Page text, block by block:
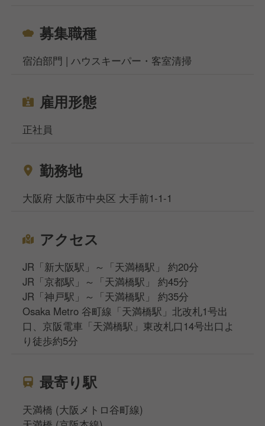
募集職種
宿泊部門 | ハウスキーパー・客室清掃
雇用形態
正社員
勤務地
大阪府 大阪市中央区 大手前1-1-1
アクセス
JR「新大阪駅」～「天満橋駅」 約20分
JR「京都駅」～「天満橋駅」 約45分
JR「神戸駅」～「天満橋駅」 約35分
Osaka Metro 谷町線「天満橋駅」北改札1号出
口、京阪電車「天満橋駅」東改札口14号出口よ
り徒歩約5分
最寄り駅
天満橋 (大阪メトロ谷町線)